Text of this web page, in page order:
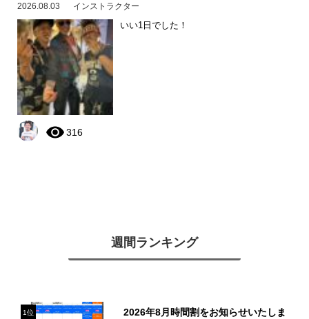
2026.08.03 インストラクター
いい1日でした！
316
週間ランキング
1位
2026年8月時間割をお知らせいたしま